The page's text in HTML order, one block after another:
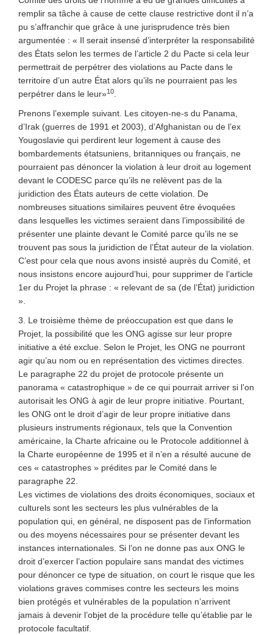
remplir sa tâche à cause de cette clause restrictive dont il n’a
pu s’affranchir que grâce à une jurisprudence très bien
argumentée : « Il serait insensé d’interpréter la responsabilité
des États selon les termes de l’article 2 du Pacte si cela leur
permettrait de perpétrer des violations au Pacte dans le
territoire d’un autre État alors qu’ils ne pourraient pas les
perpétrer dans le leur»10
Prenons l’exemple suivant. Les citoyen-ne-s du Panama,
d’Irak (guerres de 1991 et 2003), d’Afghanistan ou de l’ex
Yougoslavie qui perdirent leur logement à cause des
bombardements étatsuniens, britanniques ou français, ne
pourraient pas dénoncer la violation à leur droit au logement
devant le CODESC parce qu’ils ne relèvent pas de la
juridiction des États auteurs de cette violation. De
nombreuses situations similaires peuvent être évoquées
dans lesquelles les victimes seraient dans l’impossibilité de
présenter une plainte devant le Comité parce qu’ils ne se
trouvent pas sous la juridiction de l’État auteur de la violation.
C’est pour cela que nous avons insisté auprès du Comité, et
nous insistons encore aujourd’hui, pour supprimer de l’article
1er du Projet la phrase : « relevant de sa (de l’État) juridiction
».
3. Le troisième thème de préoccupation est que dans le
Projet, la possibilité que les ONG agisse sur leur propre
initiative a été exclue. Selon le Projet, les ONG ne pourront
agir qu’au nom ou en représentation des victimes directes.
Le paragraphe 22 du projet de protocole présente un
panorama « catastrophique » de ce qui pourrait arriver si l’on
autorisait les ONG à agir de leur propre initiative. Pourtant,
les ONG ont le droit d’agir de leur propre initiative dans
plusieurs instruments régionaux, tels que la Convention
américaine, la Charte africaine ou le Protocole additionnel à
la Charte européenne de 1995 et il n’en a résulté aucune de
ces « catastrophes » prédites par le Comité dans le
paragraphe 22.
Les victimes de violations des droits économiques, sociaux et
culturels sont les secteurs les plus vulnérables de la
population qui, en général, ne disposent pas de l’information
ou des moyens nécessaires pour se présenter devant les
instances internationales. Si l’on ne donne pas aux ONG le
droit d’exercer l’action populaire sans mandat des victimes
pour dénoncer ce type de situation, on court le risque que les
violations graves commises contre les secteurs les moins
bien protégés et vulnérables de la population n’arrivent
jamais à devenir l’objet de la procédure telle qu’établie par le
protocole facultatif.